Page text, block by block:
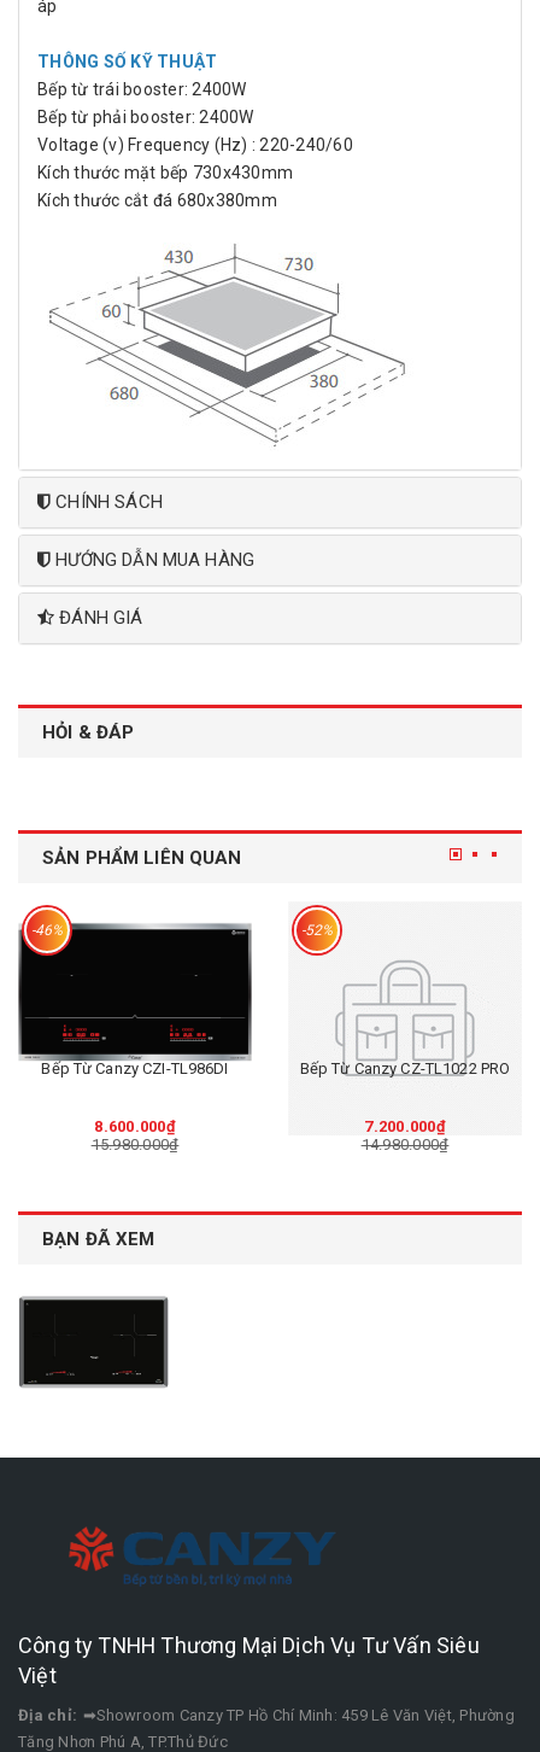
áp
THÔNG SỐ KỸ THUẬT
Bếp từ trái booster: 2400W
Bếp từ phải booster: 2400W
Voltage (v) Frequency (Hz) : 220-240/60
Kích thước mặt bếp 730x430mm
Kích thước cắt đá 680x380mm
CHÍNH SÁCH
HƯỚNG DẪN MUA HÀNG
ĐÁNH GIÁ
HỎI & ĐÁP
SẢN PHẨM LIÊN QUAN
-46%
Bếp Từ Canzy CZI-TL986DI
8.600.000₫
15.980.000₫
-52%
Bếp Từ Canzy CZ-TL1022 PRO
7.200.000₫
14.980.000₫
BẠN ĐÃ XEM
Công ty TNHH Thương Mại Dịch Vụ Tư Vấn Siêu
Việt
Địa chỉ: ➡Showroom Canzy TP Hồ Chí Minh: 459 Lê Văn Việt, Phường
Tăng Nhơn Phú A, TP.Thủ Đức